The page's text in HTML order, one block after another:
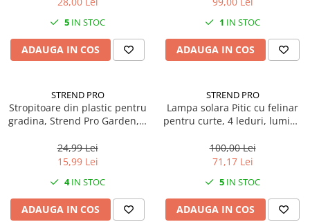
5 IN STOC
ADAUGA IN COS
1 IN STOC
ADAUGA IN COS
STREND PRO
Stropitoare din plastic pentru
gradina, Strend Pro Garden, 3
24,99 Lei
15,99 Lei
4IN STOC
ADAUGA IN COS
STREND PRO
Lampa solara Pitic cu felinar
pentru curte, 4 leduri, lumina
100,00 Lei
71,17 Lei
5 IN STOC
ADAUGA IN COS